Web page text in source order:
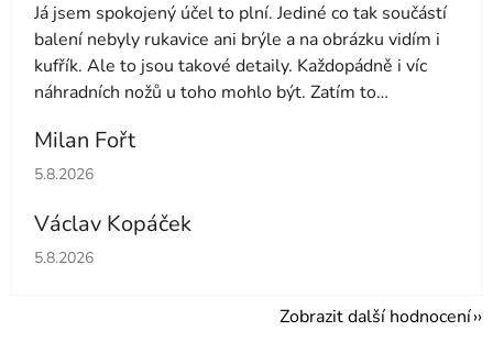
Já jsem spokojený účel to plní. Jediné co tak součástí
balení nebyly rukavice ani brýle a na obrázku vidím i
kufřík. Ale to jsou takové detaily. Každopádně i víc
náhradních nožů u toho mohlo být. Zatím to
Milan Fořt
Hodnocení obchodu je 5 z 5 hvězdiček.
5.8.2026
Václav Kopáček
Hodnocení obchodu je 5 z 5 hvězdiček.
5.8.2026
Zobrazit další hodnocení